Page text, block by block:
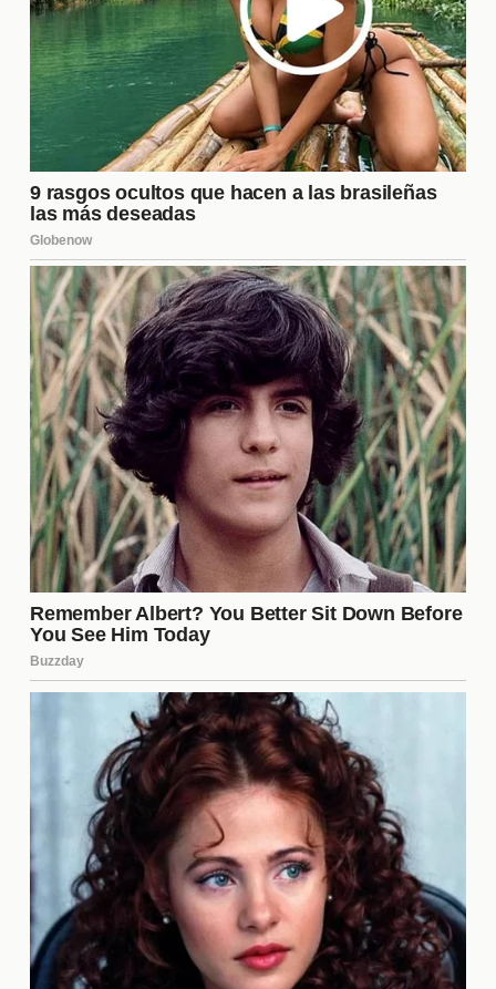
La salida de un jugador clave podría tener
repercusiones importantes en la próxima
temporada. Tigres deberá ajustar su táctica y
posiblemente buscar un reemplazo que pueda llenar
el vacío dejado por el jugador. Además, el equipo
podría enfrentar una fase de adaptación mientras
los nuevos fichajes se integran. Esto podría
impactar su rendimiento inicial, pero también podría
abrir la puerta a nuevas estrategias que fortalezcan
al club a largo plazo.
¿Cuáles son las alternativas de
Tigres si se concreta la venta?
Si se lleva a cabo la venta, Tigres tiene varias
alternativas para afrontar la situación. Podría optar
por:
Fichar a un nuevo jugador:Buscar un
reemplazo en el mercado que se ajuste a su
estilo de juego.
Promover a un joven talento:
oportunidades a jugadores de la cantera que ya
están en el club.
Reestructurar la plantilla:Ajustar la formación
táctica para maximizar el rendimiento del
equipo actual.
Estas opciones permitirían a Tigres adaptarse y
seguir compitiendo al más alto nivel.
¿Qué dicen los analistas sobre
esta transferencia?